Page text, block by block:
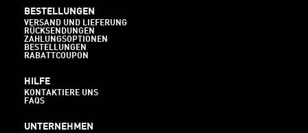
BESTELLUNGEN
VERSAND UND LIEFERUNG
RÜCKSENDUNGEN
ZAHLUNGSOPTIONEN
BESTELLUNGEN
RABATTCOUPON
HILFE
KONTAKTIERE UNS
FAQS
UNTERNEHMEN